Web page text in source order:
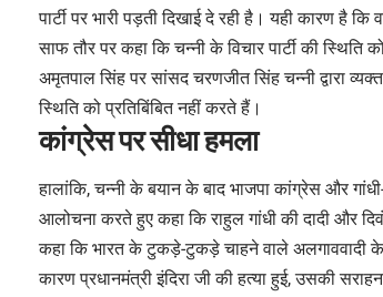
पार्टी पर भारी पड़ती दिखाई दे रही है। यही कारण है
साफ तौर पर कहा कि चन्नी के विचार पार्टी की
अमृतपाल सिंह पर सांसद चरणजीत सिंह चन्नी द्वारा
स्थिति को प्रतिबिंबित नहीं करते हैं।
कांग्रेस पर सीधा हमला
हालांकि, चन्नी के बयान के बाद भाजपा कांग्रेस और
आलोचना करते हुए कहा कि राहुल गांधी की दादी और
कहा कि भारत के टुकड़े-टुकड़े चाहने वाले अलगाववादी के
कारण प्रधानमंत्री इंदिरा जी की हत्या हुई, उसकी